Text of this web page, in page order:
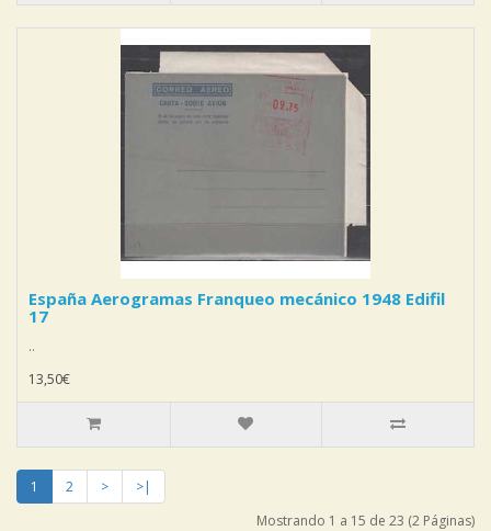
España Aerogramas Franqueo mecánico 1948 Edifil
17
..
13,50€
1 2 >
>|
Mostrando 1 a 15 de 23 (2 Páginas)